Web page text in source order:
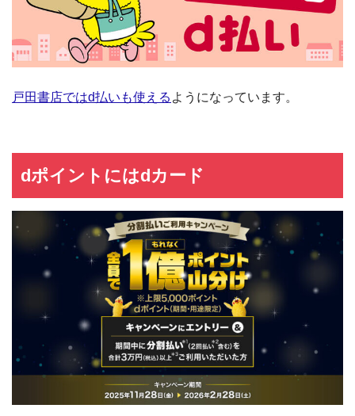
戸田書店ではd払いも使える ようになっています。
dポイントにはdカード